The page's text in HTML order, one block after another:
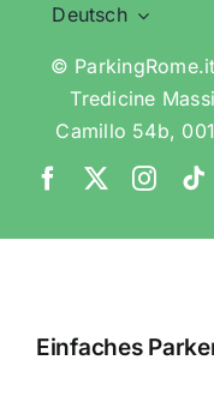
Deutsch
©
Tredicine
Camillo 54b,
Einfaches